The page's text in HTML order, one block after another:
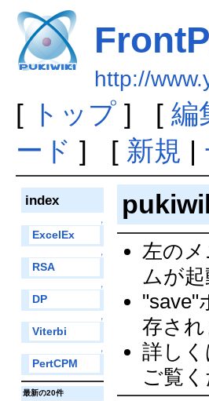
http://
[ トップ] [ 編
ード ] [ 新規 |
index
↑
ExcelEx
↑
RSA
↑
DP
↑
Viterbi
↑
PertCPM
最新の20件
左の
ムが起
"save"
存され
詳しく
ご覧く